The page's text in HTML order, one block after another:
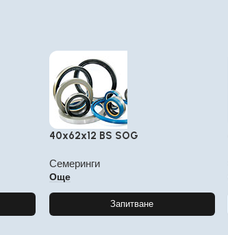
40x62x12 BS SOG
Семеринги
Още
Запитване